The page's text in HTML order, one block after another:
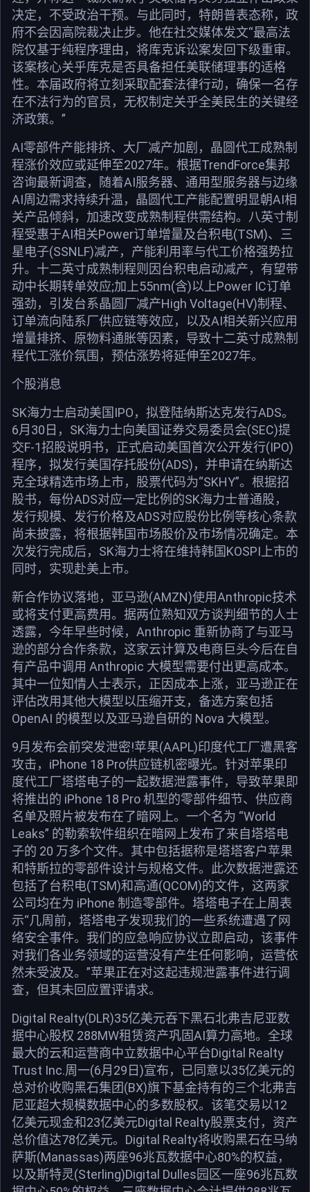
决定，不受政治干预。与此同时，特朗普表态称，政
府不会因高院裁决止步。他在社交媒体发文“最高法
院仅基于纯程序理由，将库克诉讼案发回下级重审。
该案核心关乎库克是否具备担任美联储理事的适格
性。本届政府将立刻采取配套法律行动，确保一名存
在不法行为的官员，无权制定关乎全美民生的关键经
济政策。”
AI零部件产能排挤、大厂减产加剧，晶圆代工成熟制
程涨价效应或延伸至2027年。根据TrendForce集邦
咨询最新调查，随着AI服务器、通用型服务器与边缘
AI周边需求持续升温，晶圆代工产能配置明显朝AI相
关产品倾斜，加速改变成熟制程供需结构。八英寸制
程受惠于AI相关Power订单增量及台积电(TSM)、三
星电子(SSNLF)减产，产能利用率与代工价格强势拉
升。十二英寸成熟制程则因台积电启动减产，有望带
动中长期转单效应;加上55nm(含)以上Power IC订单
强劲，引发台系晶圆厂减产High Voltage(HV)制程、
订单流向陆系厂供应链等效应，以及AI相关新兴应用
增量排挤、原物料通胀等因素，导致十二英寸成熟制
程代工涨价氛围，预估涨势将延伸至2027年。
个股消息
SK海力士启动美国IPO，拟登陆纳斯达克发行ADS。
6月30日，SK海力士向美国证券交易委员会(SEC)提
交F-1招股说明书，正式启动美国首次公开发行(IPO)
程序，拟发行美国存托股份(ADS)，并申请在纳斯达
克全球精选市场上市，股票代码为“SKHY”。根据招
股书，每份ADS对应一定比例的SK海力士普通股，
发行规模、发行价格及ADS对应股份比例等核心条款
尚未披露，将根据韩国市场股价及市场情况确定。本
次发行完成后，SK海力士将在维持韩国KOSPI上市的
同时，实现赴美上市。
新合作协议落地，亚马逊(AMZN)使用Anthropic技术
或将支付更高费用。据两位熟知双方谈判细节的人士
透露，今年早些时候，Anthropic 重新协商了与亚马
逊的部分合作条款，这家云计算及电商巨头今后在自
有产品中调用 Anthropic 大模型需要付出更高成本。
其中一位知情人士表示，正因成本上涨，亚马逊正在
评估改用其他大模型以压缩开支，备选方案包括
OpenAI 的模型以及亚马逊自研的 Nova 大模型。
9月发布会前突发泄密!苹果(AAPL)印度代工厂遭黑客
攻击，iPhone 18 Pro供应链机密曝光。针对苹果印
度代工厂塔塔电子的一起数据泄露事件，导致苹果即
将推出的 iPhone 18 Pro 机型的零部件细节、供应商
名单及照片被发布在了暗网上。一个名为 “World
Leaks” 的勒索软件组织在暗网上发布了来自塔塔电
子的 20 万多个文件。其中包括据称是塔塔客户苹果
和特斯拉的零部件设计与规格文件。此次数据泄露还
包括了台积电(TSM)和高通(QCOM)的文件，这两家
公司均在为 iPhone 制造零部件。塔塔电子在上周表
示“几周前，塔塔电子发现我们的一些系统遭遇了网
络安全事件。我们的应急响应协议立即启动，该事件
对我们各业务领域的运营没有产生任何影响，运营依
然未受波及。”苹果正在对这起违规泄露事件进行调
查，但其未回应置评请求。
Digital Realty(DLR)35亿美元吞下黑石北弗吉尼亚数
据中心股权 288MW租赁资产巩固AI算力高地。全球
最大的云和运营商中立数据中心平台Digital Realty
Trust Inc.周一(6月29日)宣布，已同意以35亿美元的
总对价收购黑石集团(BX)旗下基金持有的三个北弗吉
尼亚超大规模数据中心的多数股权。该笔交易以12
亿美元现金和23亿美元Digital Realty股票支付，资产
总价值达78亿美元。Digital Realty将收购黑石在马纳
萨斯(Manassas)两座96兆瓦数据中心80%的权益，
以及斯特灵(Sterling)Digital Dulles园区一座96兆瓦数